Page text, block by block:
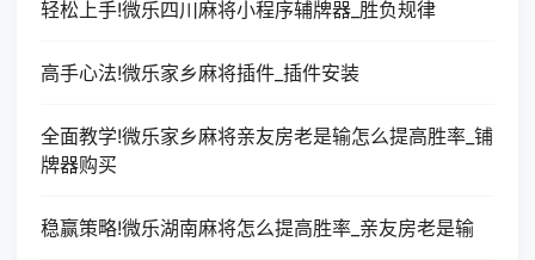
轻松上手!微乐四川麻将小程序辅牌器_胜负规律
高手心法!微乐家乡麻将插件_插件安装
全面教学!微乐家乡麻将亲友房老是输怎么提高胜率_铺
牌器购买
稳赢策略!微乐湖南麻将怎么提高胜率_亲友房老是输